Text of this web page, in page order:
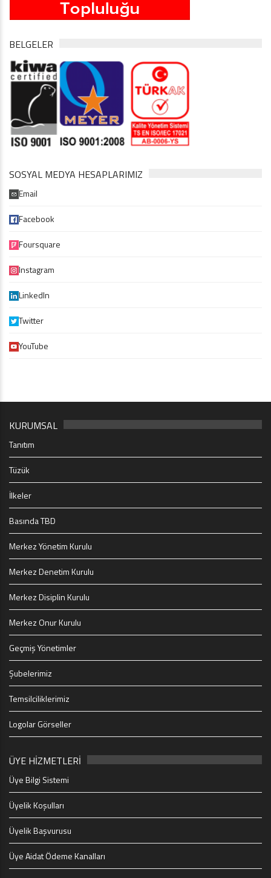
BELGELER
SOSYAL MEDYA HESAPLARIMIZ
Email
Facebook
Foursquare
Instagram
LinkedIn
Twitter
YouTube
KURUMSAL
Tanıtım
Tüzük
İlkeler
Basında TBD
Merkez Yönetim Kurulu
Merkez Denetim Kurulu
Merkez Disiplin Kurulu
Merkez Onur Kurulu
Geçmiş Yönetimler
Şubelerimiz
Temsilciliklerimiz
Logolar Görseller
ÜYE HİZMETLERİ
Üye Bilgi Sistemi
Üyelik Koşulları
Üyelik Başvurusu
Üye Aidat Ödeme Kanalları